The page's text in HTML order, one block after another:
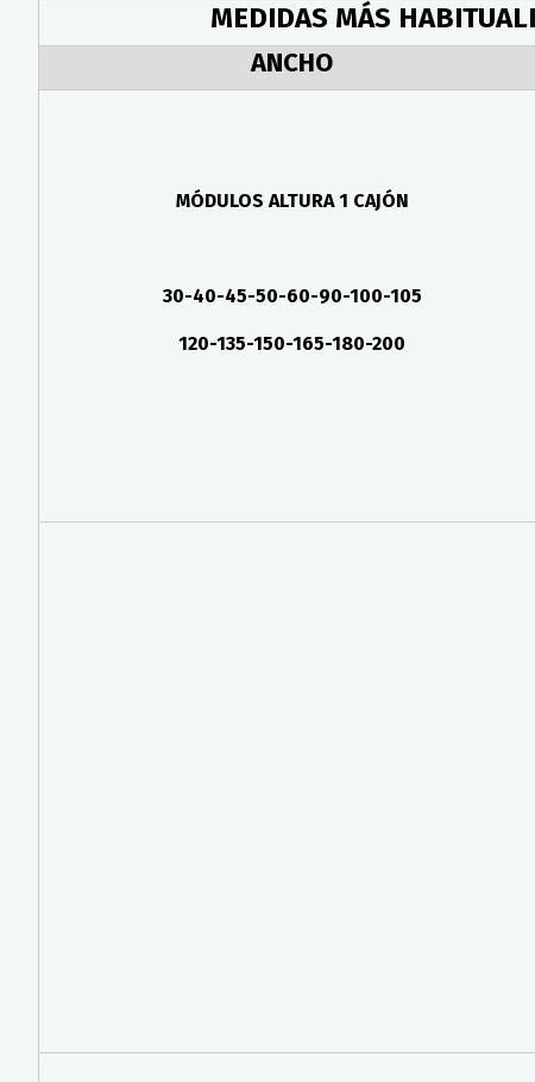
MEDIDAS MÁS
ANCHO
MÓDULOS ALTURA 1 CAJÓN
30-40-45-50-60-90-100-105
120-135-150-165-180-200